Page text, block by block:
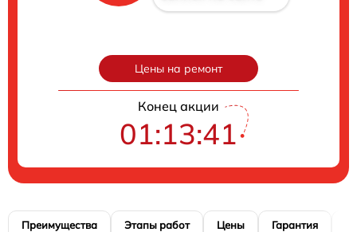
Цены на ремонт
Конец акции
01:13:40
Преимущества Этапы работ Цены Гарантия